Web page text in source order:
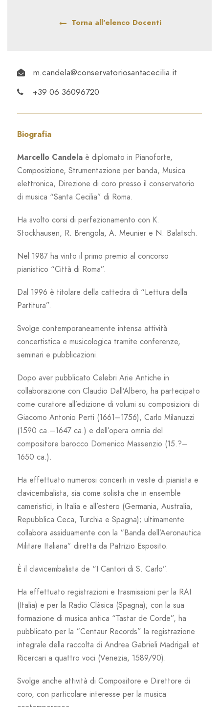
Torna all'elenco Docenti
m.candela@conservatoriosantacecilia.it
+39 06 36096720
Biografia
Marcello Candela è diplomato in Pianoforte,
Composizione, Strumentazione per banda, Musica
elettronica, Direzione di coro presso il conservatorio
di musica “Santa Cecilia” di Roma.
Ha svolto corsi di perfezionamento con K.
Stockhausen, R. Brengola, A. Meunier e N. Balatsch.
Nel 1987 ha vinto il primo premio al concorso
pianistico “Città di Roma”.
Dal 1996 è titolare della cattedra di “Lettura della
Partitura”.
Svolge contemporaneamente intensa attività
concertistica e musicologica tramite conferenze,
seminari e pubblicazioni.
Dopo aver pubblicato Celebri Arie Antiche in
collaborazione con Claudio Dall’Albero, ha partecipato
come curatore all’edizione di volumi su composizioni di
Giacomo Antonio Perti (1661–1756), Carlo Milanuzzi
(1590 ca.–1647 ca.) e dell’opera omnia del
compositore barocco Domenico Massenzio (15.?–
1650 ca.).
Ha effettuato numerosi concerti in veste di pianista e
clavicembalista, sia come solista che in ensemble
cameristici, in Italia e all’estero (Germania, Australia,
Repubblica Ceca, Turchia e Spagna); ultimamente
collabora assiduamente con la “Banda dell’Aeronautica
Militare Italiana” diretta da Patrizio Esposito.
È il clavicembalista de “I Cantori di S. Carlo”.
Ha effettuato registrazioni e trasmissioni per la RAI
(Italia) e per la Radio Clàsica (Spagna); con la sua
formazione di musica antica “Tastar de Corde”, ha
pubblicato per la “Centaur Records” la registrazione
integrale della raccolta di Andrea Gabrieli Madrigali et
Ricercari a quattro voci (Venezia, 1589/90).
Svolge anche attività di Compositore e Direttore di
coro, con particolare interesse per la musica